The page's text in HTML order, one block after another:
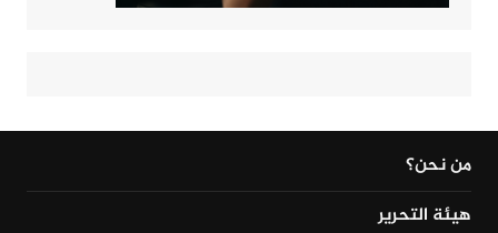
من نحن؟
هيئة التحرير